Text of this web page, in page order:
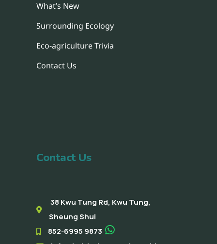
What’s New
Surrounding Ecology
Eco-agriculture Trivia
Contact Us
Contact Us
38 Kwu Tung Rd, Kwu Tung,
Sheung Shui
852-6995 9873